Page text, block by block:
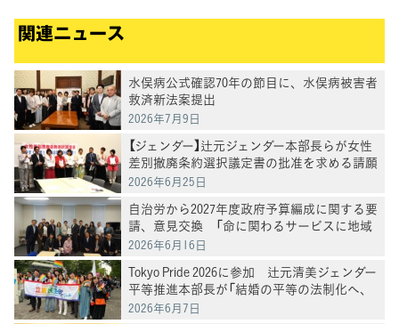
関連ニュース
水俣病公式確認70年の節目に、水俣病被害者
救済新法案提出
2026年7月9日
【ジェンダー】辻元ジェンダー本部長らが女性
差別撤廃条約選択議定書の批准を求める請願
を受ける
2026年6月25日
自治労から2027年度政府予算編成に関する要
請、意見交換 「命に関わるサービスに地域
格差を生じさせない」田名部幹事長
2026年6月16日
Tokyo Pride 2026に参加 辻元清美ジェンダー
平等推進本部長が「結婚の平等の法制化へ、
愛は勝つ！」と訴え
2026年6月7日